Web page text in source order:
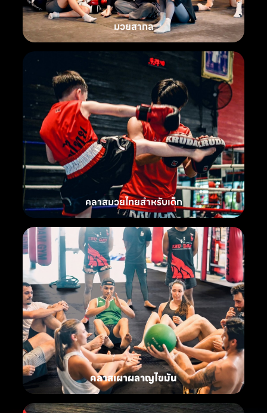
มวยสากล
คลาสมวยไทยสำหรับเด็ก
คลาสเผาผลาญไขมัน